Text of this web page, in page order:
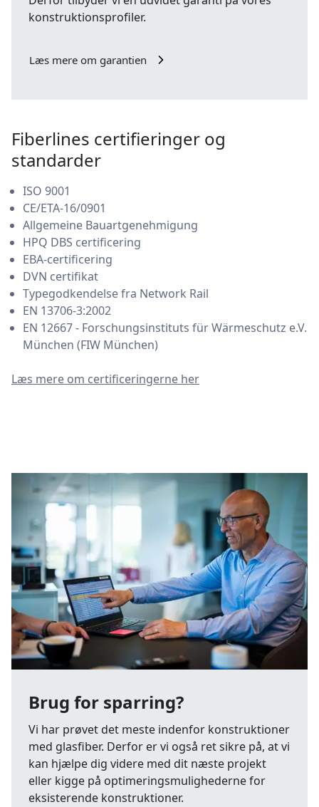
konstruktionsprofiler.
Læs mere om garantien
Fiberlines certifieringer og
standarder
ISO 9001
CE/ETA-16/0901
Allgemeine Bauartgenehmigung
HPQ DBS certificering
EBA-certificering
DVN certifikat
Typegodkendelse fra Network Rail
EN 13706-3:2002
EN 12667 - Forschungsinstituts für Wärmeschutz e.V.
München (FIW München)
Læs mere om certificeringerne her
Brug for sparring?
Vi har prøvet det meste indenfor konstruktioner
med glasfiber. Derfor er vi også ret sikre på, at vi
kan hjælpe dig videre med dit næste projekt
eller kigge på optimeringsmulighederne for
eksisterende konstruktioner.